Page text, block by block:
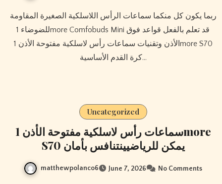
ربما يكون كل منكما سماعات الرأس اللاسلكية الصغيرة المقاومة
للضوضاء 1more Comfobuds Mini قد تعلم بالفعل قواعد فوق
الأذن وتقنيات سماعات رأس لاسلكية مفتوحة الأذن 1more S70
كرة القدم الأساسية…
Uncategorized
سماعات رأس لاسلكية مفتوحة الأذن 1more
S70 يمكن للرياضيينتنافس بأمان
matthewpolanco6 June 7, 2026 No Comments